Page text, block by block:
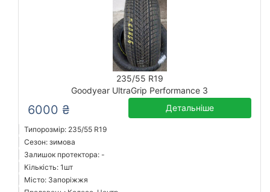
235/55 R19
Goodyear UltraGrip Performance 3
6000 ₴ Детальніше
Типорозмір: 235/55 R19
Сезон: зимова
Залишок протектора: -
Кількість: 1шт
Місто: Запоріжжя